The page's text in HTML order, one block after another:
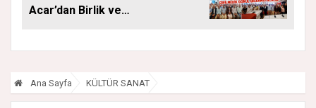
Acar’dan Birlik ve
Ana Sayfa KÜLTÜR SANAT